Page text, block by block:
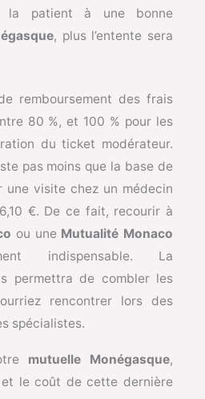
la patient à une bonne
, plus l’entente sera
remboursement des frais
80 %, et 100 % pour les
du ticket modérateur.
pas moins que la base de
une visite chez un médecin
€. De ce fait, recourir à
ou une Mutualité Monaco
indispensable. La
permettra de combler les
rencontrer lors des
spécialistes.
mutuelle Monégasque,
et le coût de cette dernière